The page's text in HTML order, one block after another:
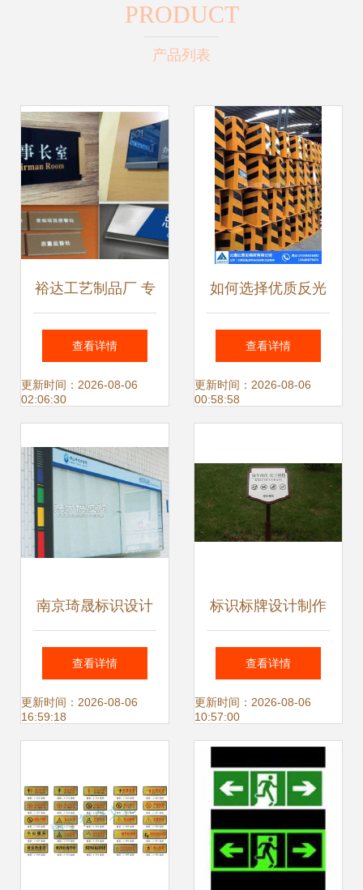
PRODUCT
产品列表
裕达工艺制品厂 专
业商标标牌及铝制
标牌的优秀制造商
查看详情
更新时间：2026-08-06
02:06:30
如何选择优质反光
标牌用品？以云路
安与晋宁厂家为例
查看详情
更新时间：2026-08-06
00:58:58
南京琦晟标识设计
公司 专业标牌制作
工厂的卓越品质与
查看详情
更新时间：2026-08-06
16:59:18
标识标牌设计制作
中色彩的选择和搭
配策略
查看详情
更新时间：2026-08-06
10:57:00